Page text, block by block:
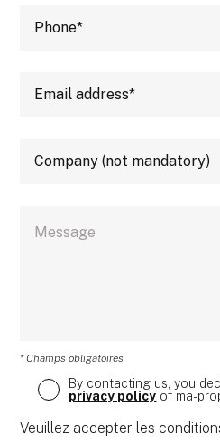
* Champs obligatoires
By contacting us, you
privacy policy of ma-
Veuillez accepter les